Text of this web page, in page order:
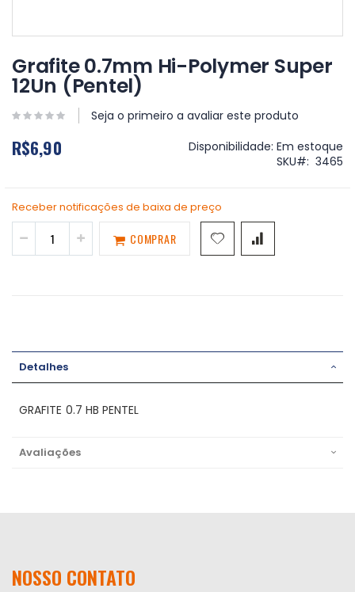
para
o
início
Galeria
imagens
Grafite 0.7mm Hi-Polymer Super
12Un (Pentel)
Seja o primeiro a avaliar este produto
R$6,90 Disponibilidade: Em estoque
SKU
3465
Receber notificações de baixa de preço
COMPRAR
Detalhes
GRAFITE 0.7 HB PENTEL
Avaliações
NOSSO CONTATO